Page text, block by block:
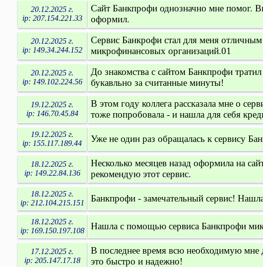
20.12.2025 г.
ip: 207.154.221.33
Сайт Банкпрофи однозначно мне помог.
оформил.
20.12.2025 г.
ip: 149.34.244.152
Сервис Банкрофи стал для меня
микрофинансовых организаций.01
20.12.2025 г.
ip: 149.102.224.56
До знакомства с сайтом Банкпрофи
букавльно за считанные минуты!
19.12.2025 г.
ip: 146.70.45.84
В этом году коллега рассказала мне о
тоже попробовала - и нашла для себя
19.12.2025 г.
ip: 155.117.189.44
Уже не один раз обращалась к сервису
18.12.2025 г.
ip: 149.22.84.136
Несколько месяцев назад оформила на
рекомендую этот сервис.
18.12.2025 г.
ip: 212.104.215.151
Банкпрофи - замечательный сервис!
18.12.2025 г.
ip: 169.150.197.108
Нашла с помощью сервиса Банкпрофи
17.12.2025 г.
ip: 205.147.17.18
В последнее время всю необходимую
это быстро и надежно!